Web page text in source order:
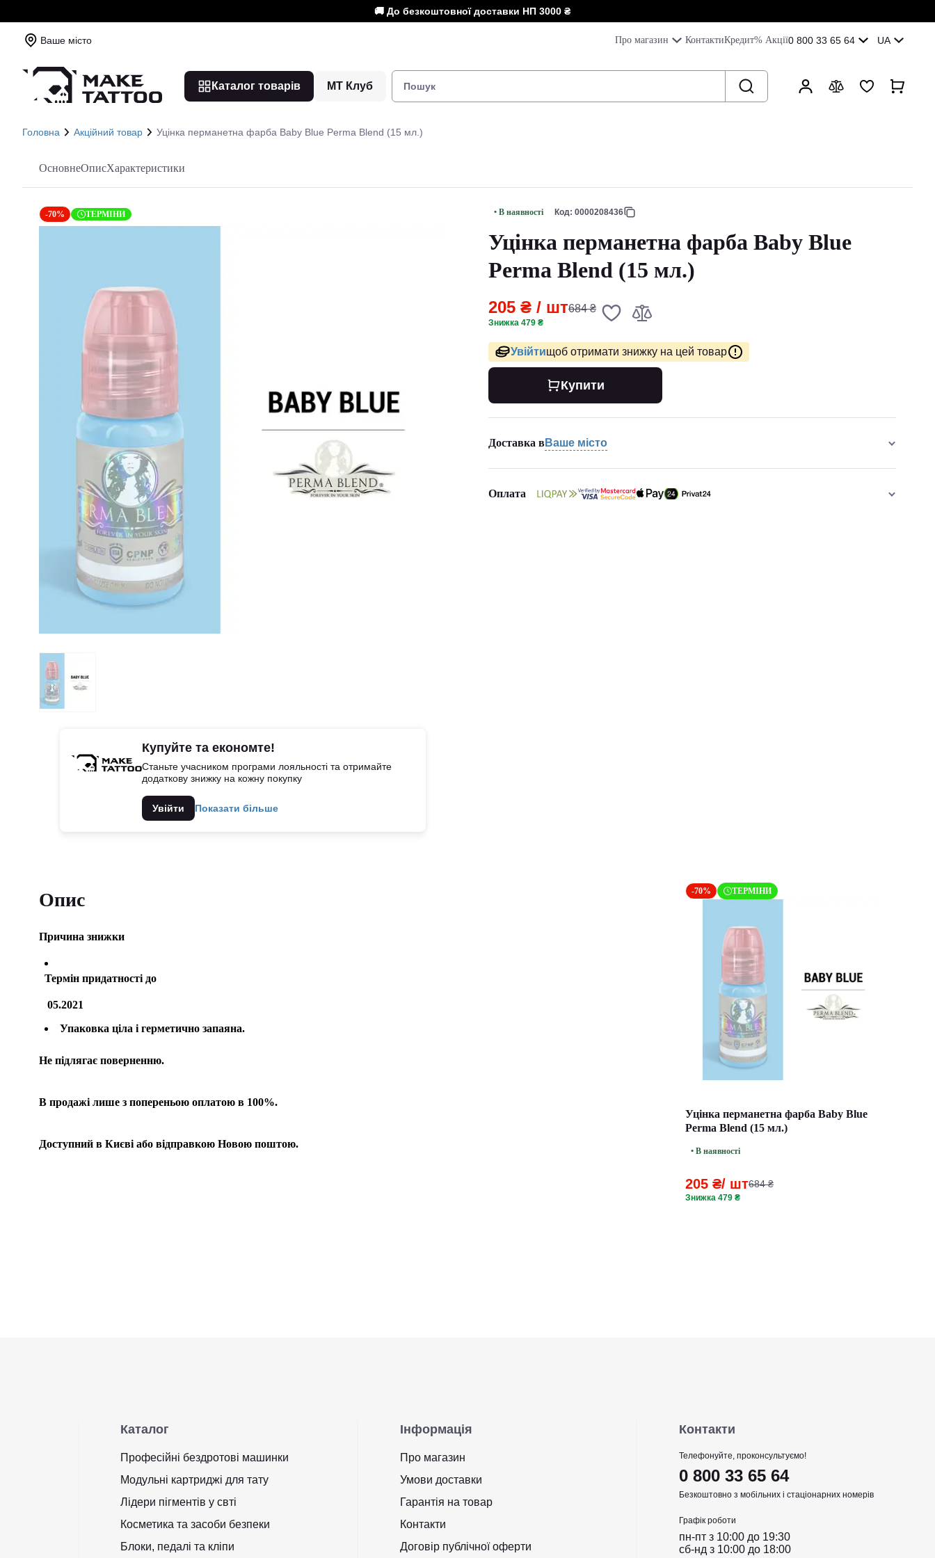
🚚 До безкоштовної доставки НП 3000 ₴
Ваше місто Про магазин КонтактиКредит% Акції0 800 33 65 64 UA
Каталог товарів МТ Клуб
Головна Акційний товар Уцінка перманетна фарба Baby Blue Perma Blend (15 мл.)
ОсновнеОписХарактеристики
-70% ТЕРМІНИ
Купуйте та економте!
Станьте учасником програми лояльності та отримайте
додаткову знижку на кожну покупку
Увійти Показати більше
• В наявності Код: 0000208436
Уцінка перманетна фарба Baby Blue
Perma Blend (15 мл.)
205 ₴ / шт684 ₴
Знижка 479 ₴
Увійтищоб отримати знижку на цей товар
Купити
Доставка в Ваше місто
Оплата
Опис
Причина знижки
Термін придатності до
05.2021
Упаковка ціла і герметично запаяна.
Не підлягає поверненню.
В продажі лише з попереньою оплатою в 100%.
Доступний в Києві або відправкою Новою поштою.
-70% ТЕРМІНИ
Уцінка перманетна фарба Baby Blue
Perma Blend (15 мл.)
• В наявності
205 ₴/ шт684 ₴
Знижка 479 ₴
Каталог
Професійні бездротові машинки
Модульні картриджі для тату
Лідери пігментів у свті
Косметика та засоби безпеки
Блоки, педалі та кліпи
Інформація
Про магазин
Умови доставки
Гарантія на товар
Контакти
Договір публічної оферти
Контакти
Телефонуйте, проконсультуємо!
0 800 33 65 64
Безкоштовно з мобільних і стаціонарних номерів
Графік роботи
пн-пт з 10:00 до 19:30
сб-нд з 10:00 до 18:00